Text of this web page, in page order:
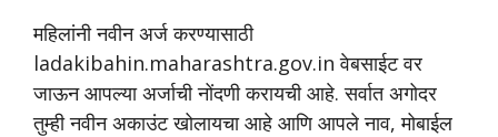
महिलांनी नवीन अर्ज करण्यासाठी
ladakibahin.maharashtra.gov.in वेबसाईट वर
जाऊन आपल्या अर्जाची नोंदणी करायची आहे. सर्वात अगोदर
तुम्ही नवीन अकाउंट खोलायचा आहे आणि आपले नाव, मोबाईल